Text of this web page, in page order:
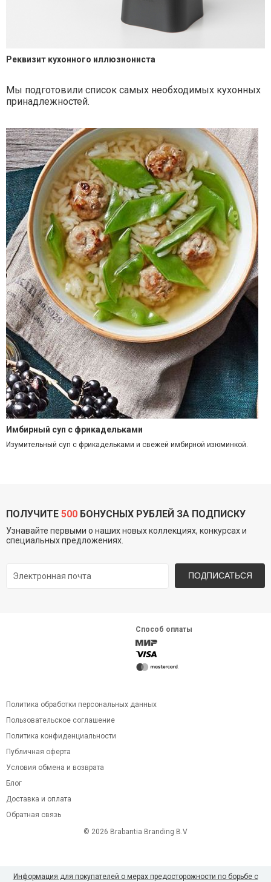
Реквизит кухонного иллюзиониста
Мы подготовили список самых необходимых кухонных
принадлежностей.
Имбирный суп с фрикадельками
Изумительный суп с фрикадельками и свежей имбирной изюминкой.
ПОЛУЧИТЕ 500 БОНУСНЫХ РУБЛЕЙ ЗА ПОДПИСКУ
Узнавайте первыми о наших новых коллекциях, конкурсах и
специальных предложениях.
ПОДПИСАТЬСЯ
Способ оплаты
Политика обработки персональных данных
Пользовательское соглашение
Политика конфиденциальности
Публичная оферта
Условия обмена и возврата
Блог
Доставка и оплата
Обратная связь
© 2026 Brabantia Branding B.V
Информация для покупателей о мерах предосторожности по борьбе с